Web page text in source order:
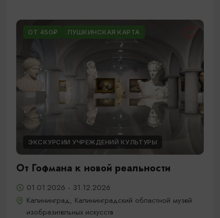
ОТ 450₽ ПУШКИНСКАЯ КАРТА
ЭКСКУРСИИ УЧРЕЖДЕНИЙ КУЛЬТУРЫ
От Гофмана к новой реальности
01.01.2026 - 31.12.2026
Калининград, Калининградский областной музей
изобразительных искусств